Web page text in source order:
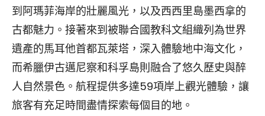
到阿瑪菲海岸的壯麗風光，以及西西里島墨西拿的
古都魅力。接著來到被聯合國教科文組織列為世界
遺產的馬耳他首都瓦萊塔，深入體驗地中海文化，
而希臘伊古邁尼察和科孚島則融合了悠久歷史與醉
人自然景色。航程提供多達59項岸上觀光體驗，讓
旅客有充足時間盡情探索每個目的地。